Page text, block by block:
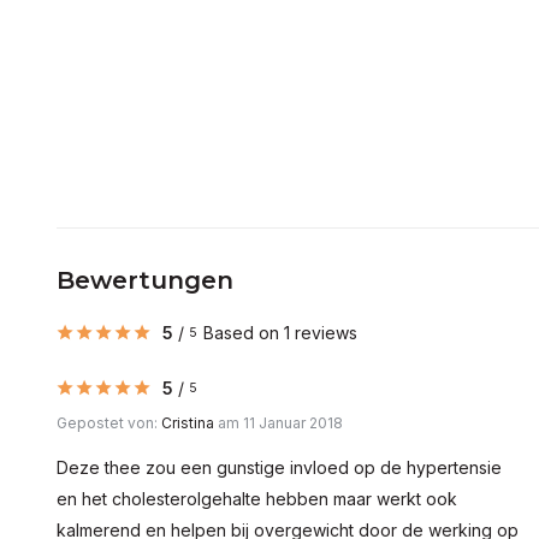
Bewertungen
5 / 5 Based on 1 reviews
5 / 5
Gepostet von: Cristina am 11 Januar 2018
Deze thee zou een gunstige invloed op de hypertensie
en het cholesterolgehalte hebben maar werkt ook
kalmerend en helpen bij overgewicht door de werking op